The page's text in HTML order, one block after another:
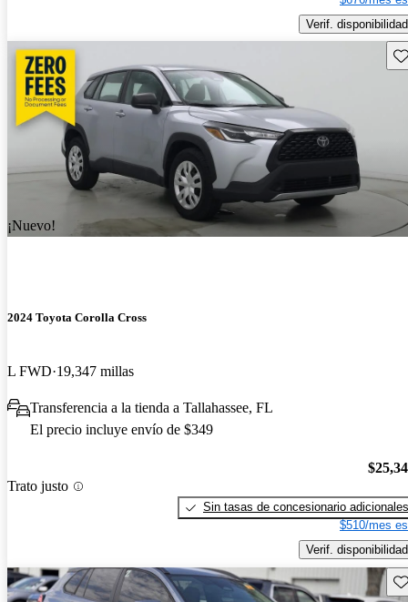
Verif. disponibilidad
¡Nuevo!
2024 Toyota Corolla Cross
L FWD 19,347 millas
Transferencia a la tienda a Tallahassee, FL
El precio incluye envío de $349
Trato justo
Sin tasas de concesionario adicionales
$510/mes
Verif. disponibilidad